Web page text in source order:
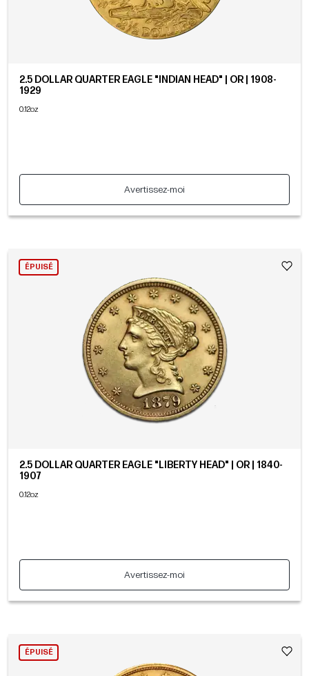
2.5 DOLLAR QUARTER EAGLE "INDIAN HEAD" | OR | 1908-
1929
0.12oz
Avertissez-moi
ÉPUISÉ
2.5 DOLLAR QUARTER EAGLE "LIBERTY HEAD" | OR | 1840-
1907
0.12oz
Avertissez-moi
ÉPUISÉ